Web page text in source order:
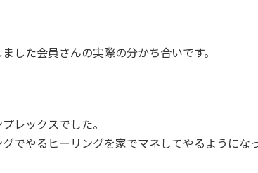
: した会員さんの実際の分かち合いです。
レックスでした。
でやるヒーリングを家でマネしてやるようにな